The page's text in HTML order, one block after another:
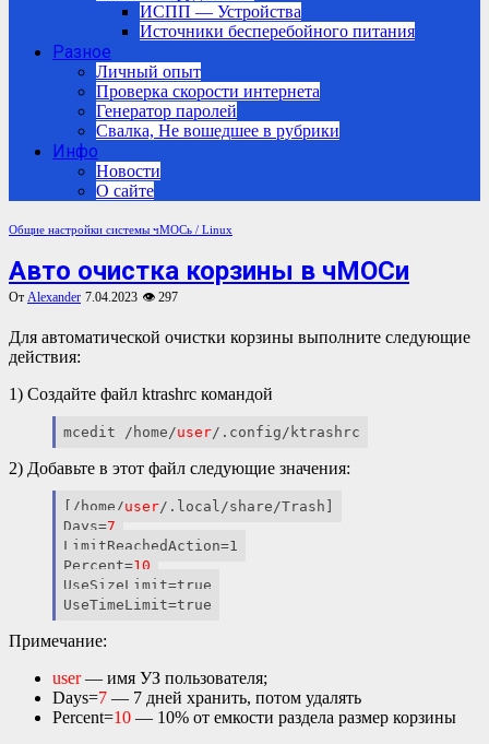
ИСПП — Устройства
Источники бесперебойного питания
Разное
Личный опыт
Проверка скорости интернета
Генератор паролей
Свалка, Не вошедшее в рубрики
Инфо
Новости
О сайте
Общие настройки системы чМОСь / Linux
Авто очистка корзины в чМОСи
От Alexander 7.04.2023 👁 297
Для автоматической очистки корзины выполните следующие
действия:
1) Создайте файл ktrashrc командой
mcedit /home/user/.config/ktrashrc
2) Добавьте в этот файл следующие значения:
[/home/user/.local/share/Trash]
Days=7
LimitReachedAction=1
Percent=10
UseSizeLimit=true
UseTimeLimit=true
Примечание:
user— имя УЗ пользователя;
Days=7 — 7 дней хранить, потом удалять
Percent=10 — 10% от емкости раздела размер корзины